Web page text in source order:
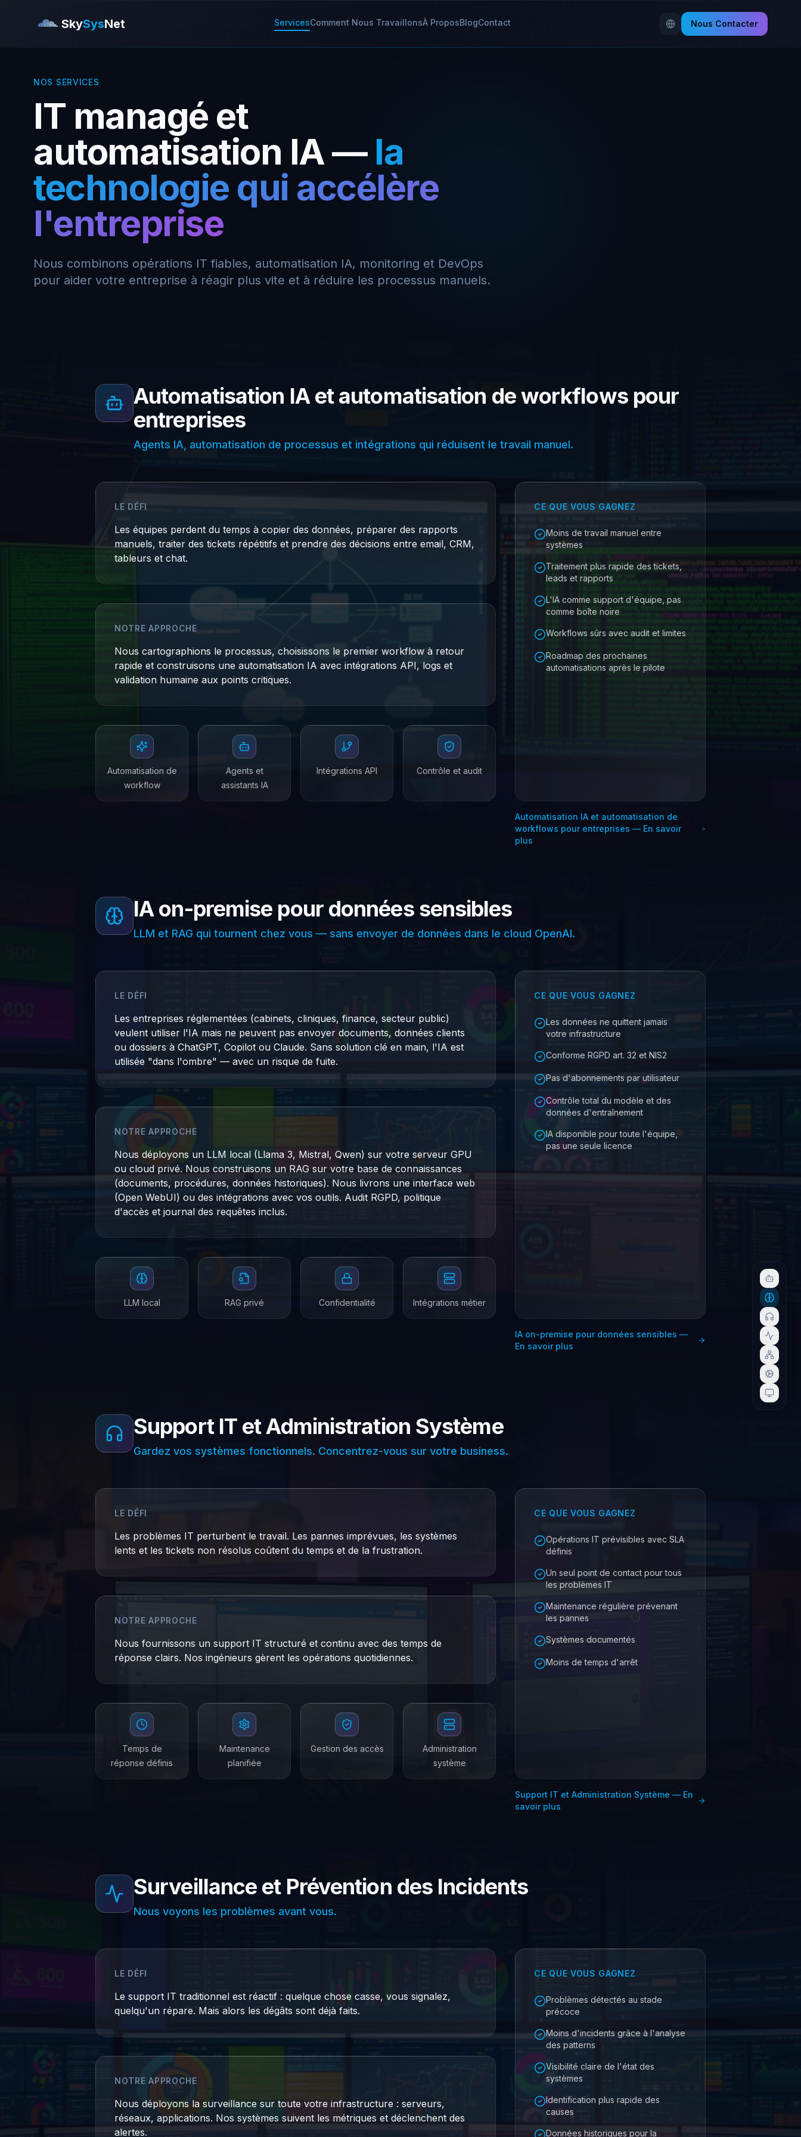
SkySysNet ServicesComment Nous TravaillonsÀ ProposBlogContact Nous Contacter
NOS SERVICES
IT managé et
automatisation IA — la
technologie qui accélère
l'entreprise
Nous combinons opérations IT fiables, automatisation IA, monitoring et DevOps
pour aider votre entreprise à réagir plus vite et à réduire les processus manuels.
Automatisation IA et automatisation de workflows pour
entreprises
Agents IA, automatisation de processus et intégrations qui réduisent le travail manuel.
LE DÉFI
Les équipes perdent du temps à copier des données, préparer des rapports
manuels, traiter des tickets répétitifs et prendre des décisions entre email, CRM,
tableurs et chat.
NOTRE APPROCHE
Nous cartographions le processus, choisissons le premier workflow à retour
rapide et construisons une automatisation IA avec intégrations API, logs et
validation humaine aux points critiques.
Automatisation de
workflow
Agents et
assistants IA
Intégrations API Contrôle et audit
CE QUE VOUS GAGNEZ
Moins de travail manuel entre
systèmes
Traitement plus rapide des tickets,
leads et rapports
L'IA comme support d'équipe, pas
comme boîte noire
Workflows sûrs avec audit et limites
Roadmap des prochaines
automatisations après le pilote
Automatisation IA et automatisation de
workflows pour entreprises — En savoir
plus
IA on-premise pour données sensibles
LLM et RAG qui tournent chez vous — sans envoyer de données dans le cloud OpenAI.
LE DÉFI
Les entreprises réglementées (cabinets, cliniques, finance, secteur public)
veulent utiliser l'IA mais ne peuvent pas envoyer documents, données clients
ou dossiers à ChatGPT, Copilot ou Claude. Sans solution clé en main, l'IA est
utilisée "dans l'ombre" — avec un risque de fuite.
NOTRE APPROCHE
Nous déployons un LLM local (Llama 3, Mistral, Qwen) sur votre serveur GPU
ou cloud privé. Nous construisons un RAG sur votre base de connaissances
(documents, procédures, données historiques). Nous livrons une interface web
(Open WebUI) ou des intégrations avec vos outils. Audit RGPD, politique
d'accès et journal des requêtes inclus.
LLM local RAG privé Confidentialité Intégrations métier
CE QUE VOUS GAGNEZ
Les données ne quittent jamais
votre infrastructure
Conforme RGPD art. 32 et NIS2
Pas d'abonnements par utilisateur
Contrôle total du modèle et des
données d'entraînement
IA disponible pour toute l'équipe,
pas une seule licence
IA on-premise pour données sensibles —
En savoir plus
Support IT et Administration Système
Gardez vos systèmes fonctionnels. Concentrez-vous sur votre business.
LE DÉFI
Les problèmes IT perturbent le travail. Les pannes imprévues, les systèmes
lents et les tickets non résolus coûtent du temps et de la frustration.
NOTRE APPROCHE
Nous fournissons un support IT structuré et continu avec des temps de
réponse clairs. Nos ingénieurs gèrent les opérations quotidiennes.
Temps de
réponse définis
Maintenance
planifiée
Gestion des accès
Administration
système
CE QUE VOUS GAGNEZ
Opérations IT prévisibles avec SLA
définis
Un seul point de contact pour tous
les problèmes IT
Maintenance régulière prévenant
les pannes
Systèmes documentés
Moins de temps d'arrêt
Support IT et Administration Système — En
savoir plus
Surveillance et Prévention des Incidents
Nous voyons les problèmes avant vous.
LE DÉFI
Le support IT traditionnel est réactif : quelque chose casse, vous signalez,
quelqu'un répare. Mais alors les dégâts sont déjà faits.
NOTRE APPROCHE
Nous déployons la surveillance sur toute votre infrastructure : serveurs,
réseaux, applications. Nos systèmes suivent les métriques et déclenchent des
alertes.
CE QUE VOUS GAGNEZ
Problèmes détectés au stade
précoce
Moins d'incidents grâce à l'analyse
des patterns
Visibilité claire de l'état des
systèmes
Identification plus rapide des
causes
Données historiques pour la